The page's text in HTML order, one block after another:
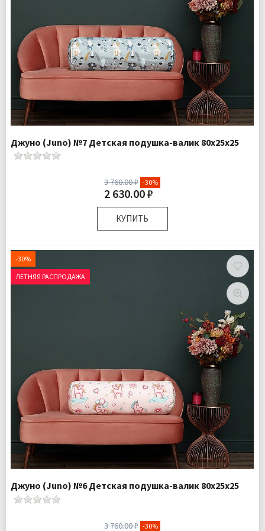
Джуно (Juno) №7 Детская подушка-валик 80х25х25
3 760.00 ₽ -30%
2 630.00 ₽
КУПИТЬ
Наполнитель:
Микроволокно 100%
Комплектация:
Подушка 1 шт
Ткань:
Ранфорс
Подробнее
-30%
ЛЕТНЯЯ РАСПРОДАЖА
Джуно (Juno) №6 Детская подушка-валик 80х25х25
3 760.00 ₽ -30%